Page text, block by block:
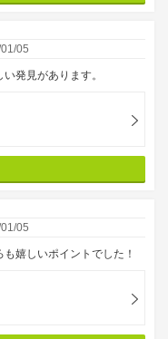
05
発見があります。
05
嬉しいポイントでした！